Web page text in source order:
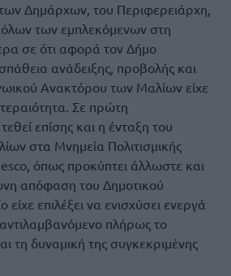
Δημάρχων, του Περιφερειάρχη,
όλων των εμπλεκόμενων στη
σε ότι αφορά τον Δήμο
ανάδειξης, προβολής και
Ανακτόρου των Μαλίων είχε
Σε πρώτη
επίσης και η ένταξη του
στα Μνημεία Πολιτισμικής
όπως προκύπτει άλλωστε και
απόφαση του Δημοτικού
είχε επιλέξει να ενισχύσει ενεργά
πλήρως το
τη δυναμική της συγκεκριμένης